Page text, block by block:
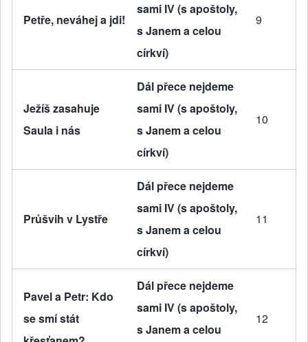
Petře, neváhej a jdi!
sami IV (s apoštoly,
s Janem a celou
církví)
9
Ježíš zasahuje
Saula i nás
Dál přece nejdeme
sami IV (s apoštoly,
s Janem a celou
církví)
10
Průšvih v Lystře
Dál přece nejdeme
sami IV (s apoštoly,
s Janem a celou
církví)
11
Pavel a Petr: Kdo
se smí stát
Dál přece nejdeme
sami IV (s apoštoly,
s Janem a celou
12